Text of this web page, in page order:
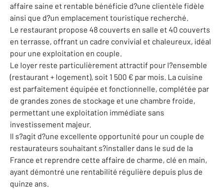
affaire saine et rentable bénéficie d?une clientèle fidèle
ainsi que d?un emplacement touristique recherché.
Le restaurant propose 48 couverts en salle et 40 couverts
en terrasse, offrant un cadre convivial et chaleureux, idéal
pour une exploitation en couple.
Le loyer reste particulièrement attractif pour l?ensemble
(restaurant + logement), soit 1 500 € par mois. La cuisine
est parfaitement équipée et fonctionnelle, complétée par
de grandes zones de stockage et une chambre froide,
permettant une exploitation immédiate sans
investissement majeur.
Il s?agit d?une excellente opportunité pour un couple de
restaurateurs souhaitant s?installer dans le sud de la
France et reprendre cette affaire de charme, clé en main,
ayant démontré une rentabilité régulière depuis plus de
quinze ans.